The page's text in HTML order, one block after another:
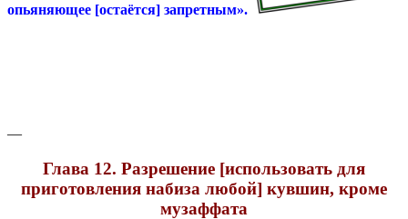
опьяняющее [остаётся] запретным».
—
Глава 12. Разрешение [использовать для
приготовления набиза любой] кувшин, кроме
музаффата